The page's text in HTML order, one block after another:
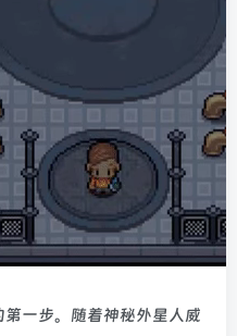
一步。随着神秘外星人威